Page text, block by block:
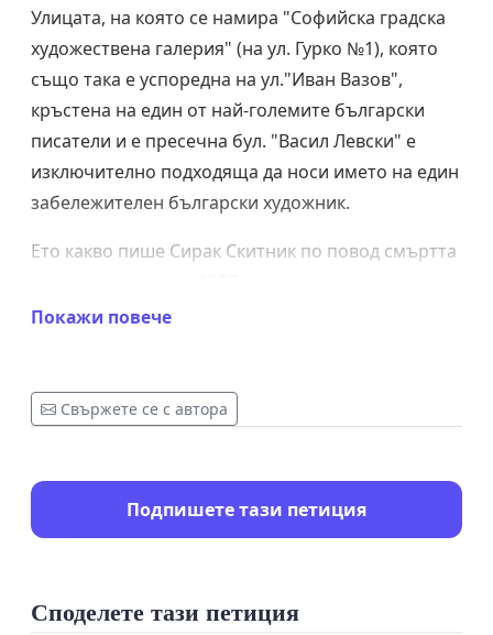
Улицата, на която се намира "Софийска градска
художествена галерия" (на ул. Гурко №1), която
също така е успоредна на ул."Иван Вазов",
кръстена на един от най-големите български
писатели и е пресечна бул. "Васил Левски" е
изключително подходяща да носи името на един
забележителен български художник.
Ето какво пише Сирак Скитник по повод смъртта
„През земята ни мина болярин – богат,
наследено от далечни, забравени прадеди –
девет ковани сандъка с одежди, везани със злато
топени в баграта на първата дъга, една
златокована ръка, една жадна душа, живяла
някога в дъното на коралово море, и едно
Станете част от тази промяна!
Покажи повече
Свържете се с автора
Подпишете тази петиция
Споделете тази петиция